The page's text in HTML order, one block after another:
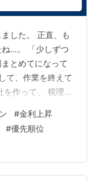
した。 正直、も
ね…。 「少しずつ
とめてになって
て、作業を終えて
作って、 税理士
方向としてはそ
を減らして、 も
れと、先日契約
います。 契約書
出しました。 今
#金利上昇
#優先順位